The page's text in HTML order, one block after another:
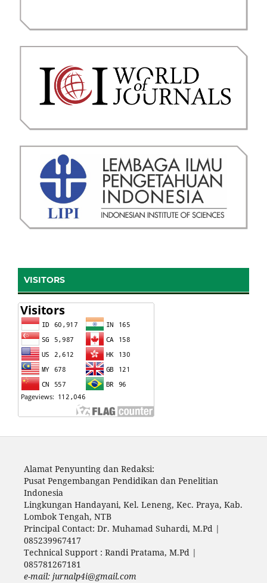
VISITORS
Alamat Penyunting dan Redaksi:
Pusat Pengembangan Pendidikan dan Penelitian
Indonesia
Lingkungan Handayani, Kel. Leneng, Kec. Praya, Kab.
Lombok Tengah, NTB
Principal Contact: Dr. Muhamad Suhardi, M.Pd |
085239967417
Technical Support : Randi Pratama, M.Pd |
085781267181
e-mail: jurnalp4i@gmail.com